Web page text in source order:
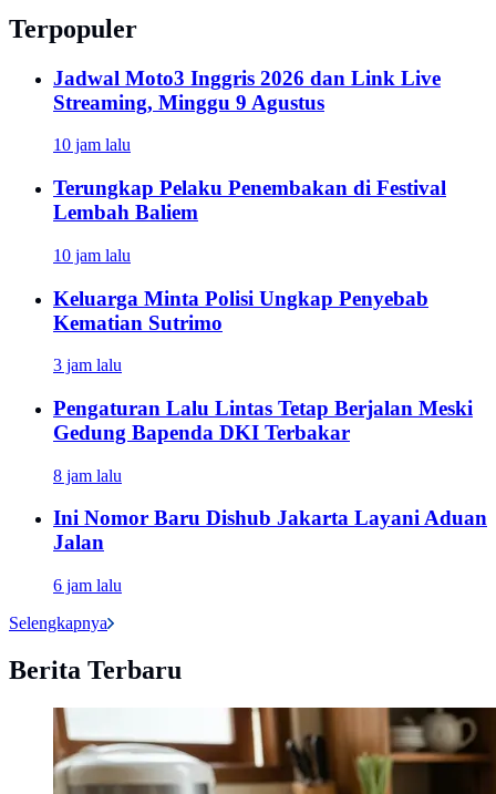
Terpopuler
Jadwal Moto3 Inggris 2026 dan Link Live
Streaming, Minggu 9 Agustus
10 jam lalu
Terungkap Pelaku Penembakan di Festival
Lembah Baliem
10 jam lalu
Keluarga Minta Polisi Ungkap Penyebab
Kematian Sutrimo
3 jam lalu
Pengaturan Lalu Lintas Tetap Berjalan Meski
Gedung Bapenda DKI Terbakar
8 jam lalu
Ini Nomor Baru Dishub Jakarta Layani Aduan
Jalan
6 jam lalu
Selengkapnya
Berita Terbaru